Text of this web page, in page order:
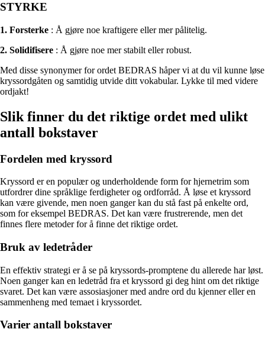
STYRKE
1. Forsterke : Å gjøre noe kraftigere eller mer pålitelig.
2. Solidifisere : Å gjøre noe mer stabilt eller robust.
Med disse synonymer for ordet BEDRAS håper vi at du vil kunne løse
kryssordgåten og samtidig utvide ditt vokabular. Lykke til med videre
ordjakt!
Slik finner du det riktige ordet med ulikt
antall bokstaver
Fordelen med kryssord
Kryssord er en populær og underholdende form for hjernetrim som
utfordrer dine språklige ferdigheter og ordforråd. Å løse et kryssord
kan være givende, men noen ganger kan du stå fast på enkelte ord,
som for eksempel BEDRAS. Det kan være frustrerende, men det
finnes flere metoder for å finne det riktige ordet.
Bruk av ledetråder
En effektiv strategi er å se på kryssords-promptene du allerede har løst.
Noen ganger kan en ledetråd fra et kryssord gi deg hint om det riktige
svaret. Det kan være assosiasjoner med andre ord du kjenner eller en
sammenheng med temaet i kryssordet.
Varier antall bokstaver